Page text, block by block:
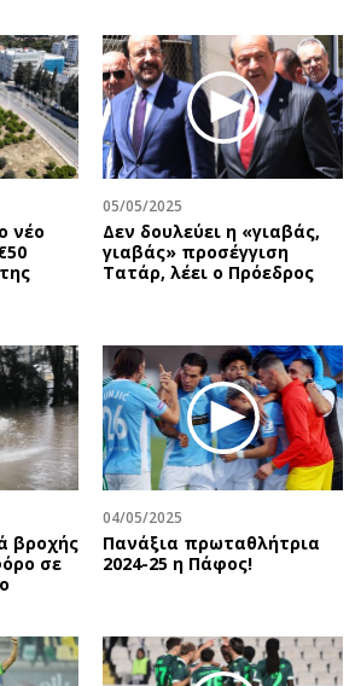
νέο
05/05/2025
Δεν δουλεύει η «γιαβάς,
γιαβάς» προσέγγιση
Τατάρ, λέει ο Πρόεδρος
βροχής
σε
04/05/2025
Πανάξια πρωταθλήτρια
2024-25 η Πάφος!